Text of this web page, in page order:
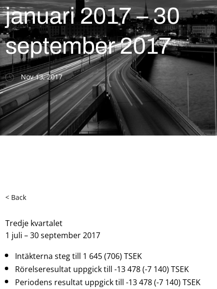
januari 2017 – 30
september 2017
Nov 13, 2017
< Back
Tredje kvartalet
1 juli – 30 september 2017
Intäkterna steg till 1 645 (706) TSEK
Rörelseresultat uppgick till -13 478 (-7 140) TSEK
Periodens resultat uppgick till -13 478 (-7 140) TSEK